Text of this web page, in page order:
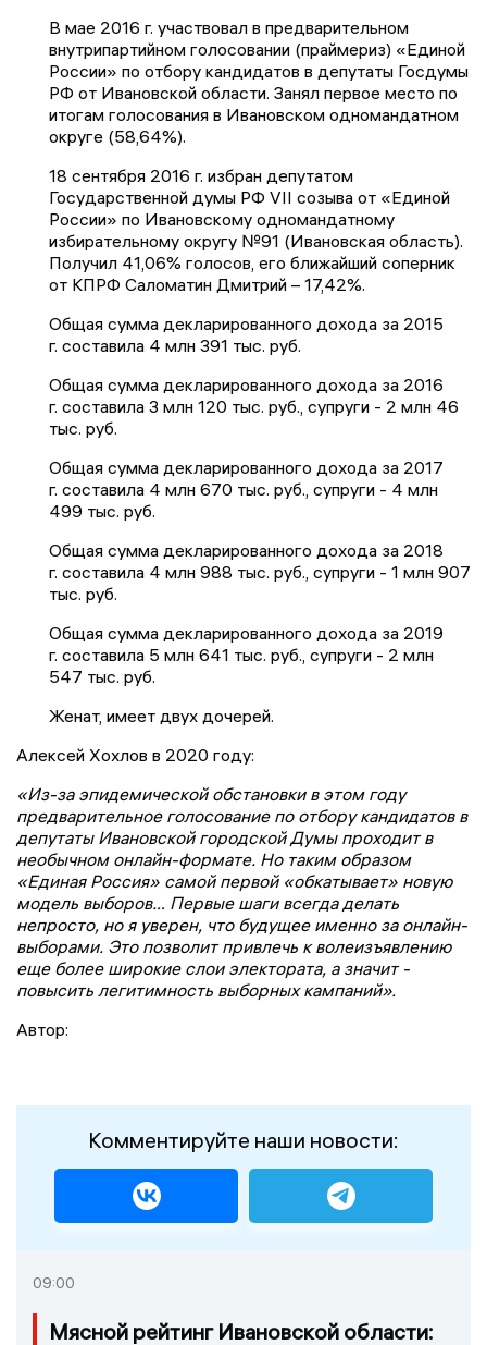
В мае 2016 г. участвовал в предварительном
внутрипартийном голосовании (праймериз) «Единой
России» по отбору кандидатов в депутаты Госдумы
РФ от Ивановской области. Занял первое место по
итогам голосования в Ивановском одномандатном
округе (58,64%).
18 сентября 2016 г. избран депутатом
Государственной думы РФ VII созыва от «Единой
России» по Ивановскому одномандатному
избирательному округу №91 (Ивановская область).
Получил 41,06% голосов, его ближайший соперник
от КПРФ Саломатин Дмитрий – 17,42%.
Общая сумма декларированного дохода за 2015
г. составила 4 млн 391 тыс. руб.
Общая сумма декларированного дохода за 2016
г. составила 3 млн 120 тыс. руб., супруги - 2 млн 46
тыс. руб.
Общая сумма декларированного дохода за 2017
г. составила 4 млн 670 тыс. руб., супруги - 4 млн
499 тыс. руб.
Общая сумма декларированного дохода за 2018
г. составила 4 млн 988 тыс. руб., супруги - 1 млн 907
тыс. руб.
Общая сумма декларированного дохода за 2019
г. составила 5 млн 641 тыс. руб., супруги - 2 млн
547 тыс. руб.
Женат, имеет двух дочерей.
Алексей Хохлов в 2020 году:
«Из-за эпидемической обстановки в этом году
предварительное голосование по отбору кандидатов в
депутаты Ивановской городской Думы проходит в
необычном онлайн-формате. Но таким образом
«Единая Россия» самой первой «обкатывает» новую
модель выборов… Первые шаги всегда делать
непросто, но я уверен, что будущее именно за онлайн-
выборами. Это позволит привлечь к волеизъявлению
еще более широкие слои электората, а значит -
повысить легитимность выборных кампаний».
Автор:
Комментируйте наши новости:
09:00
Мясной рейтинг Ивановской области: